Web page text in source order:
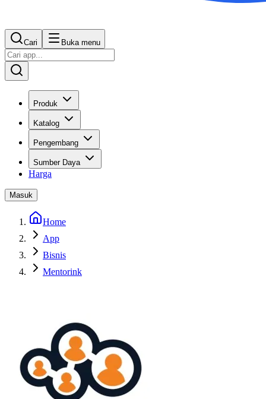
Cari Buka menu
Produk
Katalog
Pengembang
Sumber Daya
Harga
Masuk
Home
App
Bisnis
Mentorink